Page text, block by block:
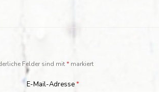
Felder sind mit* markiert
E-Mail-Adresse*